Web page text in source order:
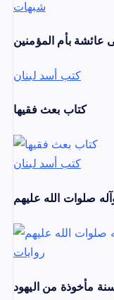
a
t
i
o
n
شبهات
عائشة بأم المؤمنين
كتب أسد لبنان
كتاب بعث فقيها
كتب أسد لبنان
صلوات الله عليهم
روايات
مأخوذة من اليهود